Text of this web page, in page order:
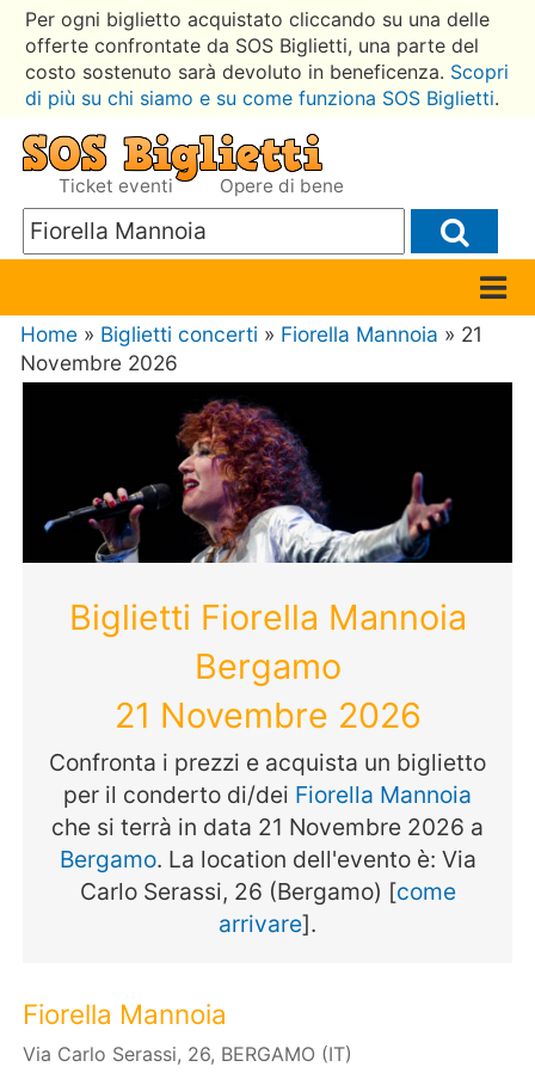
Per ogni biglietto acquistato cliccando su una delle
offerte confrontate da SOS Biglietti, una parte del
costo sostenuto sarà devoluto in beneficenza. Scopri
di più su chi siamo e su come funziona SOS Biglietti.
Ticket eventi Opere di bene
Home » Biglietti concerti » Fiorella Mannoia » 21
Novembre 2026
Biglietti Fiorella Mannoia
Bergamo
21 Novembre 2026
Confronta i prezzi e acquista un biglietto
per il conderto di/dei Fiorella Mannoia
che si terrà in data 21 Novembre 2026 a
Bergamo. La location dell'evento è: Via
Carlo Serassi, 26 (Bergamo) [come
arrivare].
Fiorella Mannoia
Via Carlo Serassi, 26, BERGAMO (IT)